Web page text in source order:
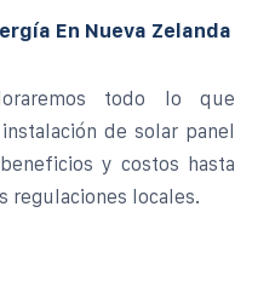
En Nueva Zelanda
todo lo que
de solar panel
y costos hasta
regulaciones locales.